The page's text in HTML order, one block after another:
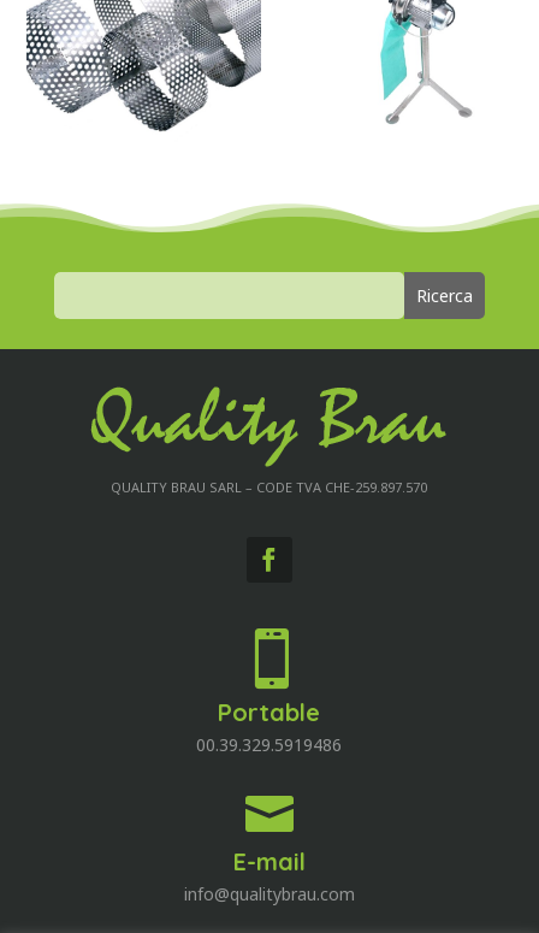
QUALITY BRAU SARL – CODE TVA CHE-259.897.570

Portable
00.39.329.5919486

E-mail
info@qualitybrau.com